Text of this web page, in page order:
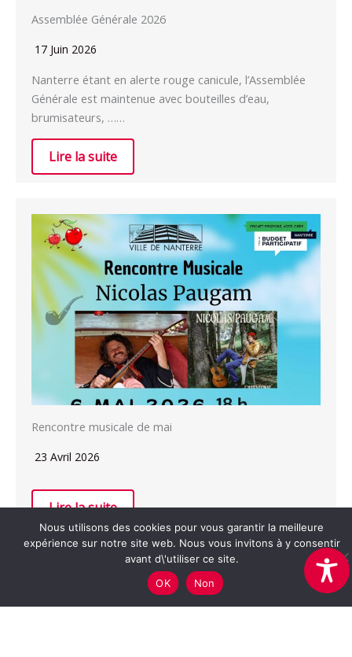
Assemblée Générale 2026
17 Juin 2026
Nanterre étant en alerte rouge canicule, l’Assemblée
Générale est maintenue avec bouteilles d’eau,
brumisateurs, ……
Lire la suite
Rencontre musicale de mai
23 Avril 2026
Lire la suite
Nous utilisons des cookies pour vous garantir la meilleure
expérience sur notre site web. Nous vous invitons à y consentir
avant d\'utiliser ce site.
OK
Non